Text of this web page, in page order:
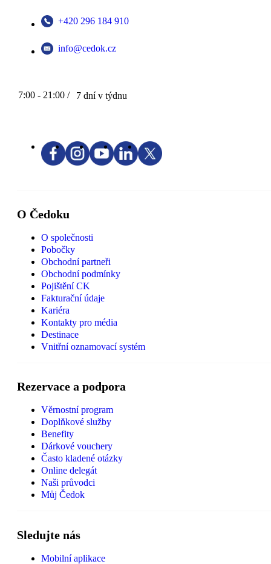
+420 296 184 910
info@cedok.cz
7:00 - 21:00 / 7 dní v týdnu
O Čedoku
O společnosti
Pobočky
Obchodní partneři
Obchodní podmínky
Pojištění CK
Fakturační údaje
Kariéra
Kontakty pro média
Destinace
Vnitřní oznamovací systém
Rezervace a podpora
Věrnostní program
Doplňkové služby
Benefity
Dárkové vouchery
Často kladené otázky
Online delegát
Naši průvodci
Můj Čedok
Sledujte nás
Mobilní aplikace